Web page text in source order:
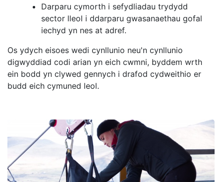
Darparu cymorth i sefydliadau trydydd
sector lleol i ddarparu gwasanaethau gofal
iechyd yn nes at adref.
Os ydych eisoes wedi cynllunio neu'n cynllunio
digwyddiad codi arian yn eich cwmni, byddem wrth
ein bodd yn clywed gennych i drafod cydweithio er
budd eich cymuned leol.